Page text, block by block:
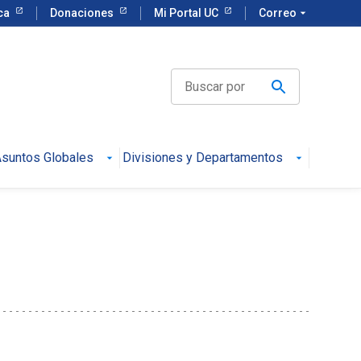
Donaciones Mi Portal UC Correo arrow_drop_down
Globales Divisiones y Departamentos